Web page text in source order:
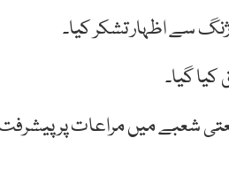
سے اظہار تشکر کیا۔
گیا۔
شعبے میں مراعات پر